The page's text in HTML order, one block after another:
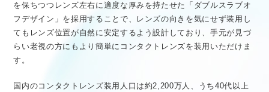
を保ちつつレンズ左右に適度な厚みを持たせた「ダブルスラブオ
フデザイン」を採用することで、レンズの向きを気にせず装用し
てもレンズ位置が自然に安定するよう設計しており、手元が見づ
らい老視の方にもより簡単にコンタクトレンズを装用いただけま
す。
国内のコンタクトレンズ装用人口は約2,200万人、うち40代以上